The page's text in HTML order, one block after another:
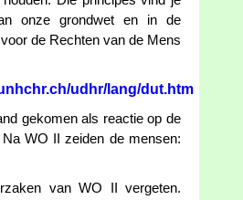
onze grondwet en in de
de Rechten van de Mens
udhr/lang/dut.htm
gekomen als reactie op de
WO II zeiden de mensen:
van WO II vergeten.